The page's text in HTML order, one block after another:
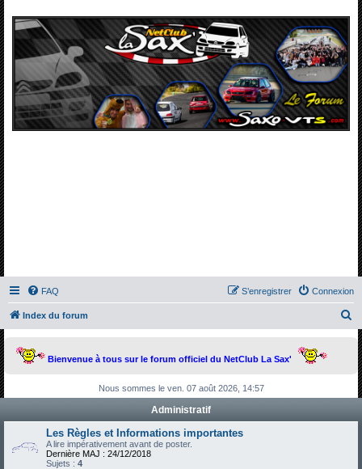
FAQ Connexion
S’enregistrer
Index du forum
Bienvenue à tous sur le forum officiel du NetClub La Sax'
Nous sommes le ven. 07 août 2026, 14:57
Administratif
Les Règles et Informations importantes
A lire impérativement avant de poster.
Dernière MAJ : 24/12/2018
Sujets : 4